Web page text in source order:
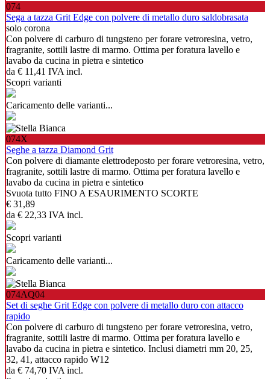
074
Sega a tazza Grit Edge con polvere di metallo duro saldobrasata
solo corona
Con polvere di carburo di tungsteno per forare vetroresina, vetro,
fragranite, sottili lastre di marmo. Ottima per foratura lavello e
lavabo da cucina in pietra e sintetico
da € 11,41 IVA incl.
Scopri varianti
Caricamento delle varianti...
074X
Seghe a tazza Diamond Grit
Con polvere di diamante elettrodeposto per forare vetroresina, vetro,
fragranite, sottili lastre di marmo. Ottima per foratura lavello e
lavabo da cucina in pietra e sintetico
Svuota tutto FINO A ESAURIMENTO SCORTE
€ 31,89
da € 22,33 IVA incl.
Scopri varianti
Caricamento delle varianti...
074AQ04
Set di seghe Grit Edge con polvere di metallo duro con attacco
rapido
Con polvere di carburo di tungsteno per forare vetroresina, vetro,
fragranite, sottili lastre di marmo. Ottima per foratura lavello e
lavabo da cucina in pietra e sintetico. Inclusi diametri mm 20, 25,
32, 41, attacco rapido W12
da € 74,70 IVA incl.